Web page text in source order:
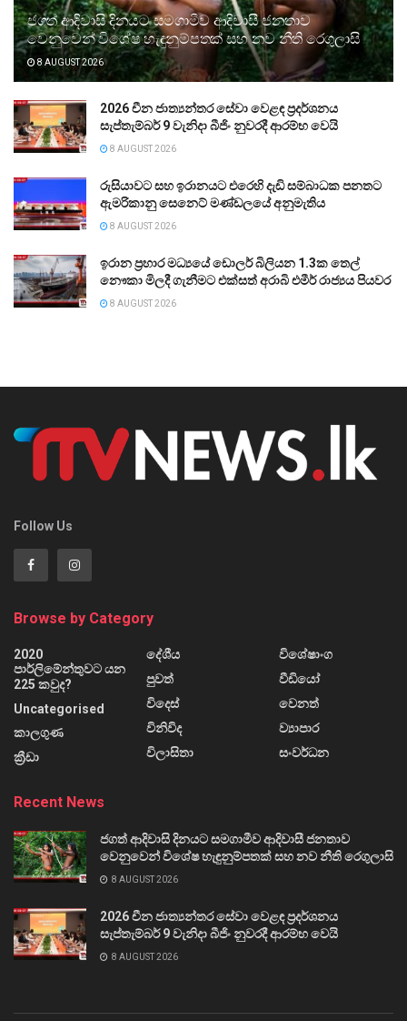
ජගත් ආදිවාසි දිනයට සමගාමීව ආදිවාසී ජනතාව
වෙනුවෙන් විශේෂ හැඳුනුම්පතක් සහ නව නීති රෙගුලාසි
8 AUGUST 2026
2026 චීන ජාත්‍යන්තර සේවා වෙළඳ ප්‍රදර්ශනය
සැප්තැම්බර් 9 වැනිදා බීජිං නුවරදී ආරම්භ වෙයි
8 AUGUST 2026
රුසියාවට සහ ඉරානයට එරෙහි දැඩි සම්බාධක පනතට
ඇමරිකානු සෙනෙට් මණ්ඩලයේ අනුමැතිය
8 AUGUST 2026
ඉරාන ප්‍රහාර මධ්‍යයේ ඩොලර් බිලියන 1.3ක තෙල්
නෞකා මිලදී ගැනීමට එක්සත් අරාබි එමීර් රාජ්‍යය පියවර
8 AUGUST 2026
Follow Us
Browse by Category
2020
පාර්ලිමේන්තුවට යන
225 කවුද?
Uncategorised
කාලගුණ
ක්‍රීඩා
දේශීය
පුවත්
විදෙස්
විනිවිද
විලාසිතා
විශේෂාංග
වීඩියෝ
වෙනත්
ව්‍යාපාර
සංවර්ධන
Recent News
ජගත් ආදිවාසි දිනයට සමගාමීව ආදිවාසී ජනතාව
වෙනුවෙන් විශේෂ හැඳුනුම්පතක් සහ නව නීති රෙගුලාසි
8 AUGUST 2026
2026 චීන ජාත්‍යන්තර සේවා වෙළඳ ප්‍රදර්ශනය
සැප්තැම්බර් 9 වැනිදා බීජිං නුවරදී ආරම්භ වෙයි
8 AUGUST 2026